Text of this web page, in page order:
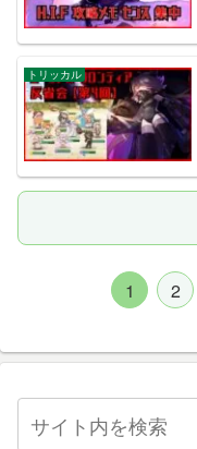
トリッカル
1 2